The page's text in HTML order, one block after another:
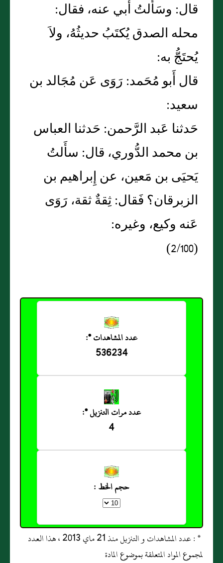
قال: وسَألتُ أَبي عنه، فقال:
محله الصدق يُكتَبُ حديثُهُ، ولاَ
يُحتَجُّ به:
قال أَبو مُحَمد: رَوَى عَن مُجَالد بن
سعيد:
حَدثنا عَبد الرَّحمن: حَدثنا العباس
بن محمد الدُّوري، قال: سأَلتُ
يَحيَى بن مَعين، عن إِبراهيم بن
الزبرقان؟ فَقال: ثِقةٌ ثقة، رَوَى
عَنه وكيع، وغيره:
(2/100)
عدد المشاهدات *:
536234
عدد مرات التنزيل *:
4
حجم الخط :
* : عدد المشاهدات و التنزيل منذ 21 ماي 2013 ، هذا العدد
لمجموع المواد المتعلقة بموضوع المادة